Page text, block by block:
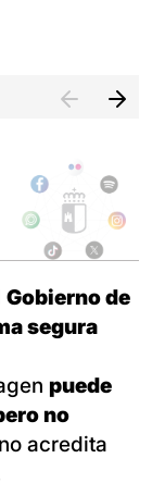
Gobierno de
segura
puede
no
acredita